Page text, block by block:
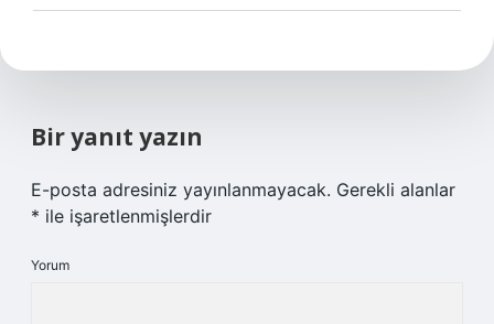
Bir yanıt yazın
E-posta adresiniz yayınlanmayacak. Gerekli alanlar
* ile işaretlenmişlerdir
Yorum